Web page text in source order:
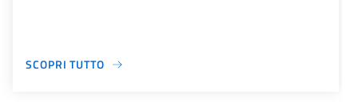
SCOPRI TUTTO